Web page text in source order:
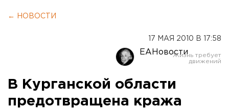
← НОВОСТИ
17 МАЯ 2010 В 17:58
ЕАНовости
В Курганской области
предотвращена кража